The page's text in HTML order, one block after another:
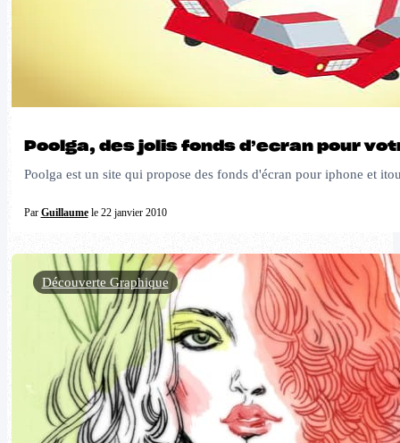
Poolga, des jolis fonds d’ecran pour
Poolga est un site qui propose des fonds d'écran pour iphone et
Par Guillaumele 22 janvier 2010
Découverte Graphique